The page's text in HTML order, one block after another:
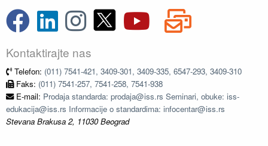
Kontaktirajte nas
Telefon: (011) 7541-421, 3409-301, 3409-335, 6547-293, 3409-310
Faks: (011) 7541-257, 7541-258, 7541-938
E-mail: Prodaja standarda: prodaja@iss.rs Seminari, obuke: iss-
edukacija@iss.rs Informacije o standardima: infocentar@iss.rs
Stevana Brakusa 2, 11030 Beograd